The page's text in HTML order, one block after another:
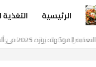
الرئيسية
فيتامين B12: الفوائد، المصادر، وأعراض النقص التي يجب الانتباه لها